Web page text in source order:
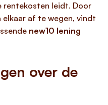
leidt. Door
af te wegen, vindt
new10 lening
over de